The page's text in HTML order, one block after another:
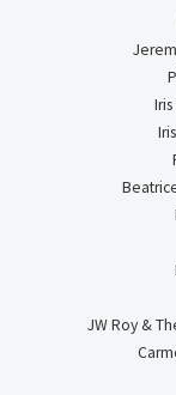
JW Roy &